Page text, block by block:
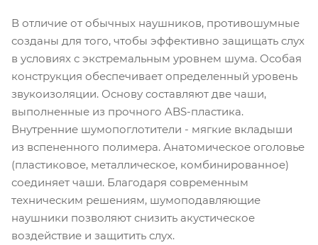
В отличие от обычных наушников, противошумные
созданы для того, чтобы эффективно защищать слух
в условиях с экстремальным уровнем шума. Особая
конструкция обеспечивает определенный уровень
звукоизоляции. Основу составляют две чаши,
выполненные из прочного ABS-пластика.
Внутренние шумопоглотители - мягкие вкладыши
из вспененного полимера. Анатомическое оголовье
(пластиковое, металлическое, комбинированное)
соединяет чаши. Благодаря современным
техническим решениям, шумоподавляющие
наушники позволяют снизить акустическое
воздействие и защитить слух.